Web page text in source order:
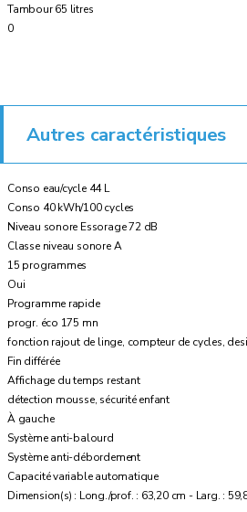
Tambour 65 litres
0
Autres caractéristiques
Conso eau/cycle 44 L
Conso 40 kWh/100 cycles
Niveau sonore Essorage 72 dB
Classe niveau sonore A
15 programmes
Oui
Programme rapide
progr. éco 175 mn
fonction rajout de linge, compteur de cycles,
Fin différée
Affichage du temps restant
détection mousse, sécurité enfant
À gauche
Système anti-balourd
Système anti-débordement
Capacité variable automatique
Dimension(s) : Long./prof. : 63,20 cm - Larg. :